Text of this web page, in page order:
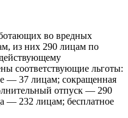
во вредных
из них 290 лицам по
действующему
соответствующие льготы:
— 37 лицам; сокращенная
отпуск — 290
— 232 лицам; бесплатное